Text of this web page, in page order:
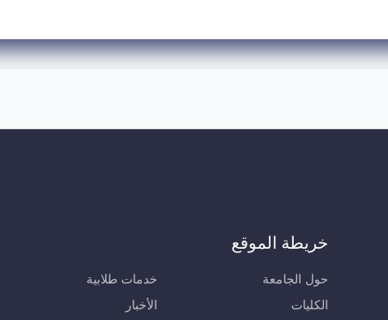
خريطة الموقع
حول الجامعة
الكليات
خدمات طلابية
الأخبار